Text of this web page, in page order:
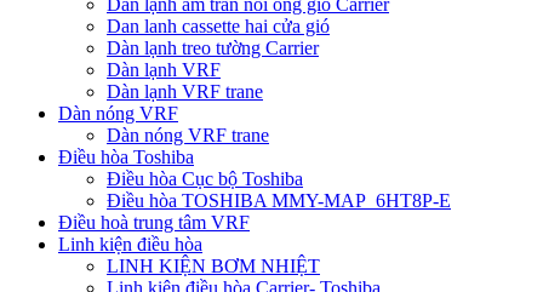
Dàn lạnh âm trần nối ống gió Carrier
Dan lanh cassette hai cửa gió
Dàn lạnh treo tường Carrier
Dàn lạnh VRF
Dàn lạnh VRF trane
Dàn nóng VRF
Dàn nóng VRF trane
Điều hòa Toshiba
Điều hòa Cục bộ Toshiba
Điều hòa TOSHIBA MMY-MAP_6HT8P-E
Điều hoà trung tâm VRF
Linh kiện điều hòa
LINH KIỆN BƠM NHIỆT
Linh kiện điều hòa Carrier- Toshiba